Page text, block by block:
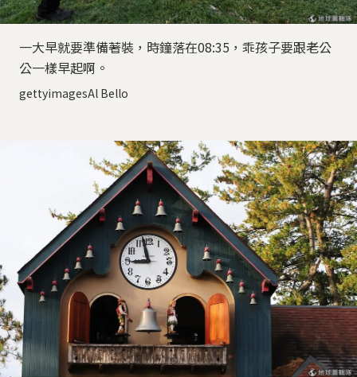
一大早就要準備著裝，時鐘落在08:35，乖孩子要跟老公
公一樣早起啊。
gettyimagesAl Bello